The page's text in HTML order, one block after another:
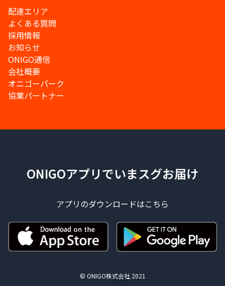
配達エリア
よくある質問
採用情報
お知らせ
ONIGO通信
会社概要
オニゴーパーク
協業パートナー
ONIGOアプリでいまスグお届け
アプリのダウンロードはこちら
© ONIGO株式会社 2021